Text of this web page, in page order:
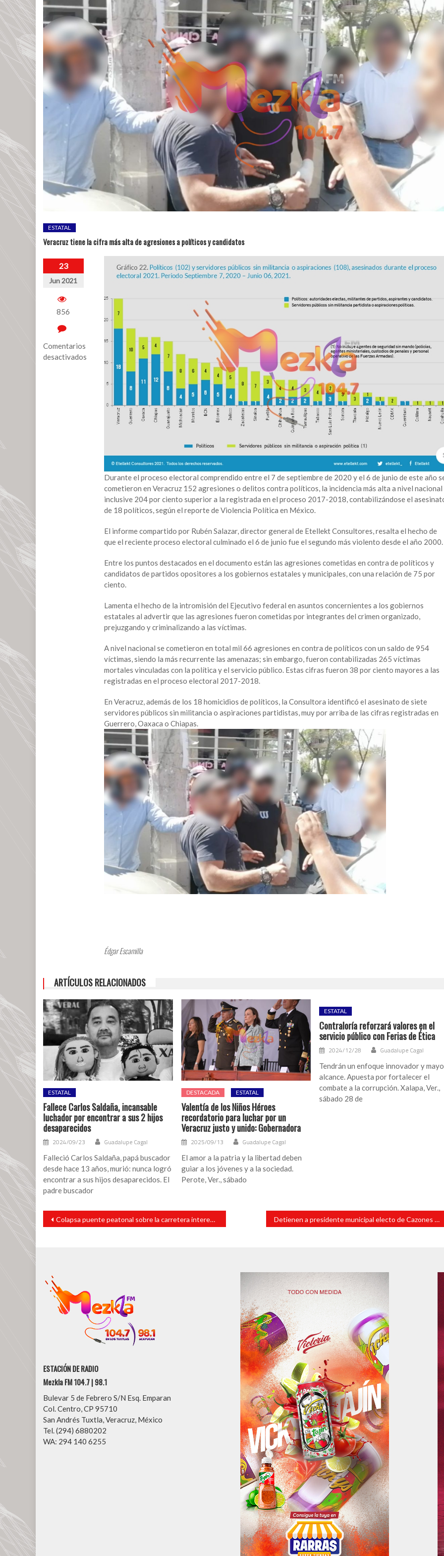
ESTATAL
Veracruz tiene la cifra más alta de agresiones a políticos y candidatos
23
Jun 2021
856
Comentarios
desactivados
Durante el proceso electoral comprendido entre el 7 de septiembre de 2020 y el 6 de junio de este año
cometieron en Veracruz 152 agresiones o delitos contra políticos, la incidencia más alta a nivel nacional
inclusive 204 por ciento superior a la registrada en el proceso 2017-2018, contabilizándose el
de 18 políticos, según el reporte de Violencia Política en México.
El informe compartido por Rubén Salazar, director general de Etellekt Consultores, resalta el hecho de
que el reciente proceso electoral culminado el 6 de junio fue el segundo más violento desde el año 2000.
Entre los puntos destacados en el documento están las agresiones cometidas en contra de políticos y
candidatos de partidos opositores a los gobiernos estatales y municipales, con una relación de 75 por
ciento.
Lamenta el hecho de la intromisión del Ejecutivo federal en asuntos concernientes a los gobiernos
estatales al advertir que las agresiones fueron cometidas por integrantes del crimen organizado,
prejuzgando y criminalizando a las víctimas.
A nivel nacional se cometieron en total mil 66 agresiones en contra de políticos con un saldo de 954
víctimas, siendo la más recurrente las amenazas; sin embargo, fueron contabilizadas 265 víctimas
mortales vinculadas con la política y el servicio público. Estas cifras fueron 38 por ciento mayores a las
registradas en el proceso electoral 2017-2018.
En Veracruz, además de los 18 homicidios de políticos, la Consultora identificó el asesinato de siete
servidores públicos sin militancia o aspiraciones partidistas, muy por arriba de las cifras registradas en
Guerrero, Oaxaca o Chiapas.
Édgar Escamilla
ARTÍCULOS RELACIONADOS
ESTATAL
Fallece Carlos Saldaña, incansable
luchador por encontrar a sus 2 hijos
desaparecidos
2024/09/23 Guadalupe Cagal
Falleció Carlos Saldaña, papá buscador
desde hace 13 años, murió: nunca logró
encontrar a sus hijos desaparecidos. El
padre buscador
DESTACADA ESTATAL
Valentía de los Niños Héroes
recordatorio para luchar por un
Veracruz justo y unido: Gobernadora
2025/09/13 Guadalupe Cagal
El amor a la patria y la libertad deben
guiar a los jóvenes y a la sociedad.
Perote, Ver., sábado
ESTATAL
Contraloría reforzará valores en el
servicio público con Ferias de Ética
2024/12/28 Guadalupe Cagal
Tendrán un enfoque innovador y
alcance. Apuesta por fortalecer el
combate a la corrupción. Xalapa, Ver.,
sábado 28 de
Navegación
entradas
Colapsa puente peatonal sobre la carretera interestatal 295 Detienen a presidente municipal electo de Cazones por asesinato de candidato
ESTACIÓN DE RADIO
Mezkla FM 104.7 | 98.1
Bulevar 5 de Febrero S/N Esq. Emparan
Col. Centro, CP 95710
San Andrés Tuxtla, Veracruz, México
Tel. (294) 6880202
WA: 294 140 6255